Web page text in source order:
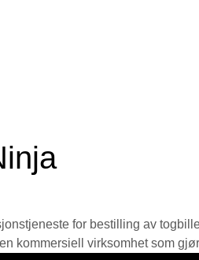
for bestilling av
kommersiell virksomhet som